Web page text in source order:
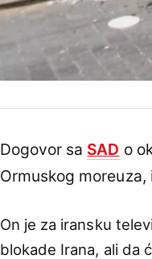
Dogovor sa SAD o
Ormuskog
On je za iransku
blokade Irana, ali da